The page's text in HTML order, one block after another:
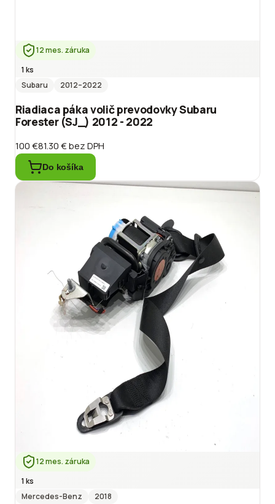
12 mes. záruka
1 ks
Subaru
2012–2022
Riadiaca páka volič prevodovky Subaru
Forester (SJ_) 2012 - 2022
100 €81.30 €bez DPH
Do košíka
12 mes. záruka
1 ks
Mercedes-Benz
2018